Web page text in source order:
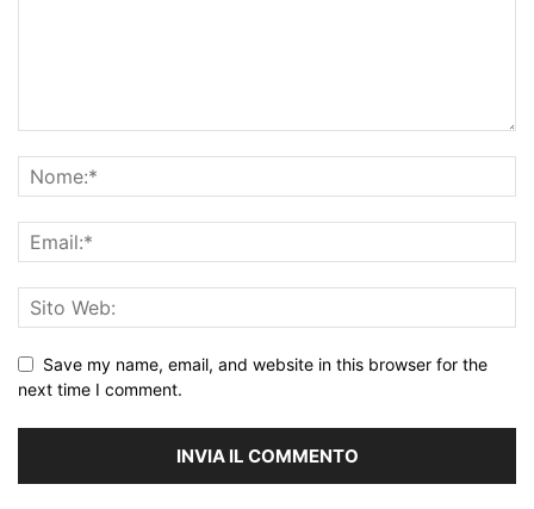
Save my name, email, and website in this browser for the
next time I comment.